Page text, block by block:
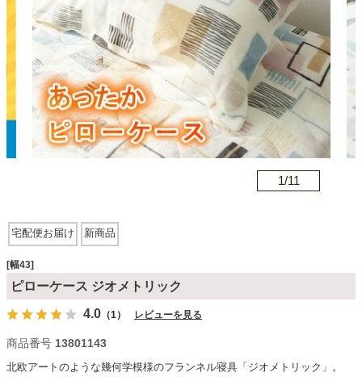
最短発送 冷感ラグ 冷感寝具 ワークデスク ウィルトンラ
カテゴリから探す
ソファ
椅子・チェア
1/11
宅配便お届け 新商品
[幅43]
ピローケース ジオメトリック
4.0 （1） レビューを見る
商品番号 13801143
北欧アートのような幾何学模様のフランネル寝具「ジオメトリック」。